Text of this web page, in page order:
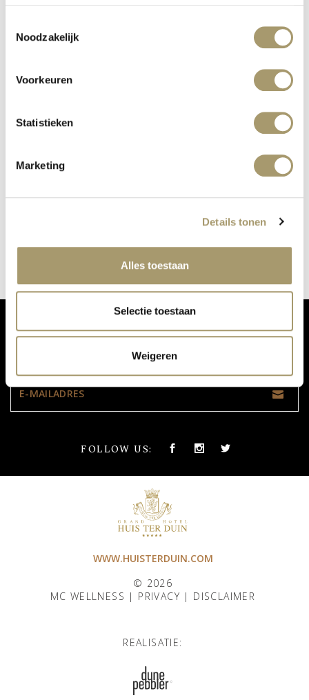
Noodzakelijk
Voorkeuren
Statistieken
Marketing
Details tonen
Alles toestaan
Selectie toestaan
Weigeren
MIS ONZE UPDATES NIET:
FOLLOW US:
WWW.HUISTERDUIN.COM
© 2026
MC WELLNESS | PRIVACY | DISCLAIMER
REALISATIE: